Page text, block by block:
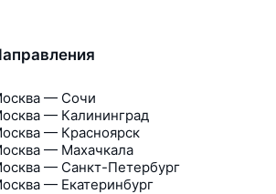
— Сочи
— Калининград
— Красноярск
— Махачкала
— Санкт-Петербург
— Екатеринбург